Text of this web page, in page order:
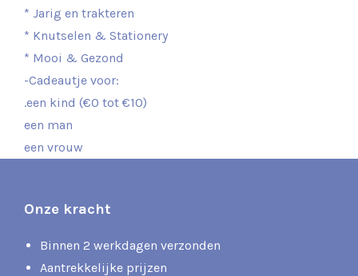
* Jarig en trakteren
* Knutselen & Stationery
* Mooi & Gezond
-Cadeautje voor:
.een kind (€0 tot €10)
een man
een vrouw
Onze kracht
Binnen 2 werkdagen verzonden
Aantrekkelijke prijzen